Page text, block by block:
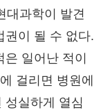
대과학이 발견
권이 될 수 없다.
일어난 적이
걸리면 병원에
성실하게 열심